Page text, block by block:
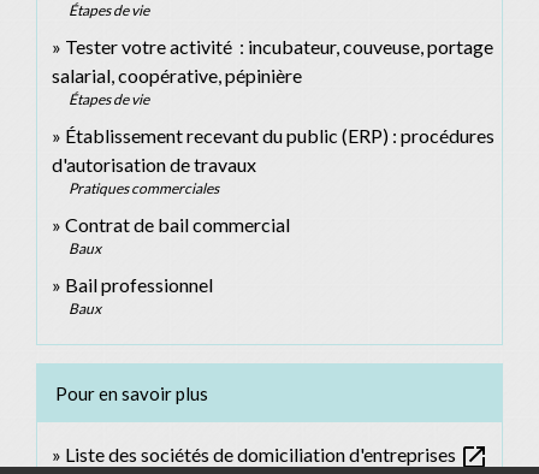
Étapes de vie
Tester votre activité : incubateur, couveuse, portage
salarial, coopérative, pépinière
Étapes de vie
Établissement recevant du public (ERP) : procédures
d'autorisation de travaux
Pratiques commerciales
Contrat de bail commercial
Baux
Bail professionnel
Baux
Pour en savoir plus
Liste des sociétés de domiciliation d'entreprises open_in_new